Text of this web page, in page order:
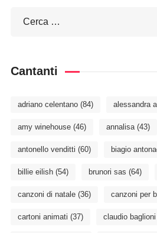
Cantanti
adriano celentano(84) alessandra
amy winehouse(46) annalisa(43)
antonello venditti (60) biagio
billie eilish(54) brunori sas (64)
canzoni di natale(36) canzoni per
cartoni animati (37) claudio baglioni